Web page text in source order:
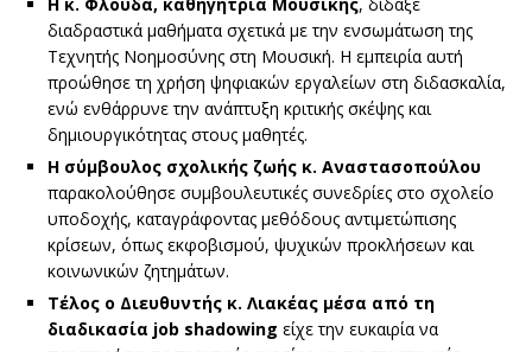
Η κ. Φλούδα, καθηγήτρια Μουσικής, δίδαξε
διαδραστικά μαθήματα σχετικά με την ενσωμάτωση της
Τεχνητής Νοημοσύνης στη Μουσική. Η εμπειρία αυτή
προώθησε τη χρήση ψηφιακών εργαλείων στη διδασκαλία,
ενώ ενθάρρυνε την ανάπτυξη κριτικής σκέψης και
δημιουργικότητας στους μαθητές.
Η σύμβουλος σχολικής ζωής κ. Αναστασοπούλου
παρακολούθησε συμβουλευτικές συνεδρίες στο σχολείο
υποδοχής, καταγράφοντας μεθόδους αντιμετώπισης
κρίσεων, όπως εκφοβισμού, ψυχικών προκλήσεων και
κοινωνικών ζητημάτων.
Τέλος ο Διευθυντής κ. Λιακέας μέσα από τη
διαδικασία job shadowing είχε την ευκαιρία να